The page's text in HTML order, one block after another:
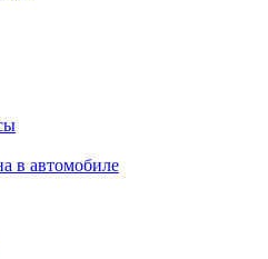
в автомобиле